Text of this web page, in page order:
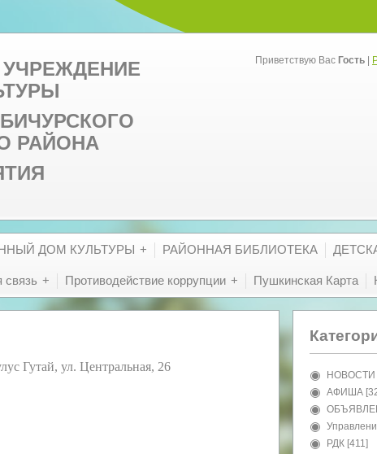
РАЙОНА
Приветствую Вас Гость
ДОМ КУЛЬТУРЫ РАЙОННАЯ БИБЛИОТЕКА
связь Противодействие коррупции Пушкинская Карта
Гутай, ул. Центральная, 26
НОВОСТИ
АФИША
РДК [411]